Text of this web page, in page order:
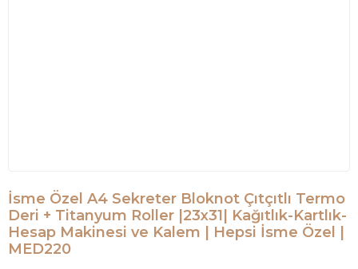
İsme Özel A4 Sekreter Bloknot Çıtçıtlı Termo
Deri + Titanyum Roller |23x31| Kağıtlık-Kartlık-
Hesap Makinesi ve Kalem | Hepsi İsme Özel |
MED220